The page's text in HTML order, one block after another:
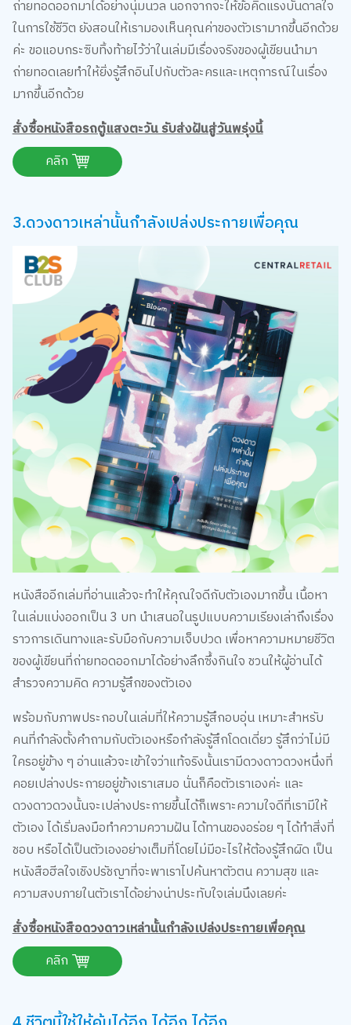
ในการใช้ชีวิต ยังสอนให้เรามองเห็นคุณค่าของตัวเรามากขึ้นอีกด้วย
ค่ะ ขอแอบกระซิบทิ้งท้ายไว้ว่าในเล่มมีเรื่องจริงของผู้เขียนนำมา
ถ่ายทอดเลยทำให้ยิ่งรู้สึกอินไปกับตัวละครและเหตุการณ์ในเรื่อง
มากขึ้นอีกด้วย
สั่งซื้อหนังสือรถตู้แสงตะวัน รับส่งฝันสู่วันพรุ่งนี้
คลิก
3.ดวงดาวเหล่านั้นกำลังเปล่งประกายเพื่อคุณ
หนังสืออีกเล่มที่อ่านแล้วจะทำให้คุณใจดีกับตัวเองมากขึ้น เนื้อหา
ในเล่มแบ่งออกเป็น 3 บท นำเสนอในรูปแบบความเรียงเล่าถึงเรื่อง
ราวการเดินทางและรับมือกับความเจ็บปวด เพื่อหาความหมายชีวิต
ของผู้เขียนที่ถ่ายทอดออกมาได้อย่างลึกซึ้งกินใจ ชวนให้ผู้อ่านได้
สำรวจความคิด ความรู้สึกของตัวเอง
พร้อมกับภาพประกอบในเล่มที่ให้ความรู้สึกอบอุ่น เหมาะสำหรับ
คนที่กำลังตั้งคำถามกับตัวเองหรือกำลังรู้สึกโดดเดี่ยว รู้สึกว่าไม่มี
ใครอยู่ข้าง ๆ อ่านแล้วจะเข้าใจว่าแท้จริงนั้นเรามีดวงดาวดวงหนึ่งที่
คอยเปล่างประกายอยู่ข้างเราเสมอ นั่นก็คือตัวเราเองค่ะ และ
ดวงดาวดวงนั้นจะเปล่างประกายขึ้นได้ก็เพราะความใจดีที่เรามีให้
ตัวเอง ได้เริ่มลงมือทำความความฝัน ได้ทานของอร่อย ๆ ได้ทำสิ่งที่
ชอบ หรือได้เป็นตัวเองอย่างเต็มที่โดยไม่มีอะไรให้ต้องรู้สึกผิด เป็น
หนังสือฮีลใจเชิงปรัชญาที่จะพาเราไปค้นหาตัวตน ความสุข และ
ความสงบภายในตัวเราได้อย่างน่าประทับใจเล่มนึงเลยค่ะ
สั่งซื้อหนังสือดวงดาวเหล่านั้นกำลังเปล่งประกายเพื่อคุณ
คลิก
4.ชีวิตนี้ใช้ให้คุ้มได้อีก ได้อีก ได้อีก